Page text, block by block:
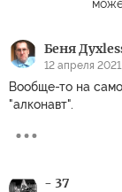
Беня
12 апреля
Вообще-то на
"алконавт".
- 37